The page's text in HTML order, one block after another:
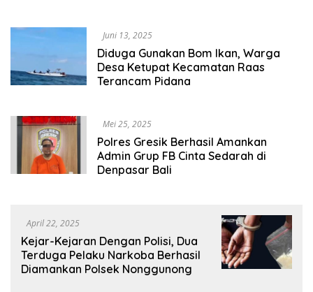
Juni 13, 2025
Diduga Gunakan Bom Ikan, Warga
Desa Ketupat Kecamatan Raas
Terancam Pidana
Mei 25, 2025
Polres Gresik Berhasil Amankan
Admin Grup FB Cinta Sedarah di
Denpasar Bali
April 22, 2025
Kejar-Kejaran Dengan Polisi, Dua
Terduga Pelaku Narkoba Berhasil
Diamankan Polsek Nonggunong